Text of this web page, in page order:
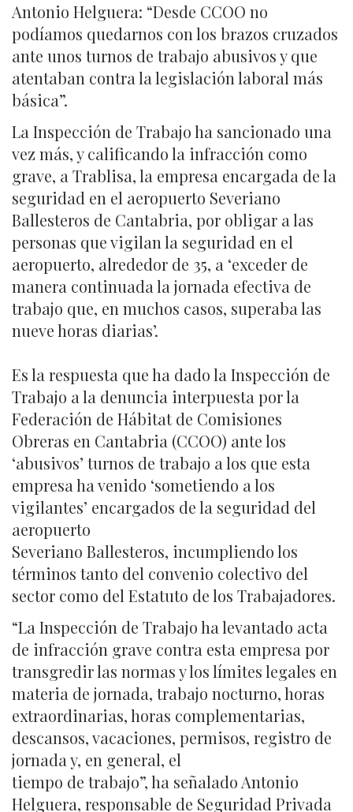
Antonio Helguera: “Desde CCOO no
podíamos quedarnos con los brazos cruzados
ante unos turnos de trabajo abusivos y que
atentaban contra la legislación laboral más
básica”.
La Inspección de Trabajo ha sancionado una
vez más, y calificando la infracción como
grave, a Trablisa, la empresa encargada de la
seguridad en el aeropuerto Severiano
Ballesteros de Cantabria, por obligar a las
personas que vigilan la seguridad en el
aeropuerto, alrededor de 35, a ‘exceder de
manera continuada la jornada efectiva de
trabajo que, en muchos casos, superaba las
nueve horas diarias’.
Es la respuesta que ha dado la Inspección de
Trabajo a la denuncia interpuesta por la
Federación de Hábitat de Comisiones
Obreras en Cantabria (CCOO) ante los
‘abusivos’ turnos de trabajo a los que esta
empresa ha venido ‘sometiendo a los
vigilantes’ encargados de la seguridad del
aeropuerto
Severiano Ballesteros, incumpliendo los
términos tanto del convenio colectivo del
sector como del Estatuto de los Trabajadores.
“La Inspección de Trabajo ha levantado acta
de infracción grave contra esta empresa por
transgredir las normas y los límites legales en
materia de jornada, trabajo nocturno, horas
extraordinarias, horas complementarias,
descansos, vacaciones, permisos, registro de
jornada y, en general, el
tiempo de trabajo”, ha señalado Antonio
Helguera, responsable de Seguridad Privada